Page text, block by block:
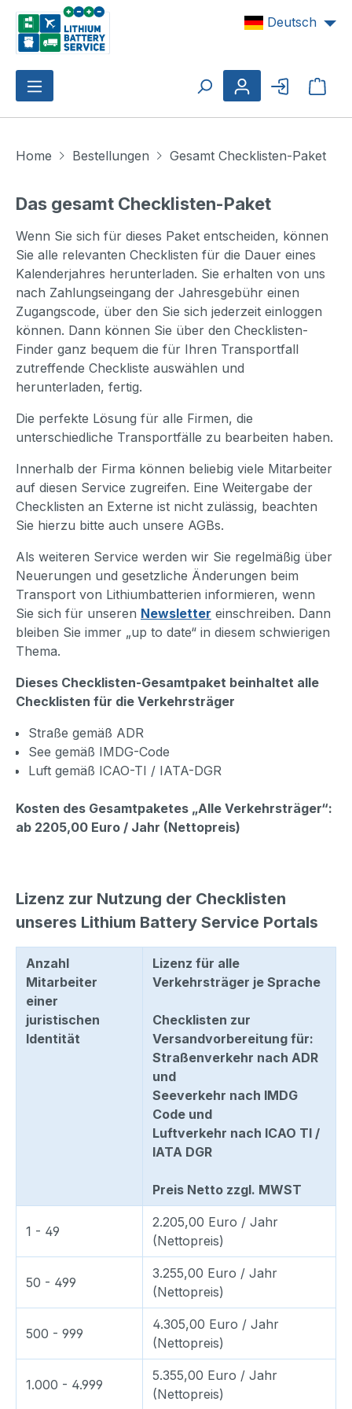
Zum Hauptinhalt springen Deutsch
Home Bestellungen Gesamt Checklisten-Paket
Das gesamt Checklisten-Paket
Wenn Sie sich für dieses Paket entscheiden, können
Sie alle relevanten Checklisten für die Dauer eines
Kalenderjahres herunterladen. Sie erhalten von uns
nach Zahlungseingang der Jahresgebühr einen
Zugangscode, über den Sie sich jederzeit einloggen
können. Dann können Sie über den Checklisten-
Finder ganz bequem die für Ihren Transportfall
zutreffende Checkliste auswählen und
herunterladen, fertig.
Die perfekte Lösung für alle Firmen, die
unterschiedliche Transportfälle zu bearbeiten haben.
Innerhalb der Firma können beliebig viele Mitarbeiter
auf diesen Service zugreifen. Eine Weitergabe der
Checklisten an Externe ist nicht zulässig, beachten
Sie hierzu bitte auch unsere AGBs.
Als weiteren Service werden wir Sie regelmäßig über
Neuerungen und gesetzliche Änderungen beim
Transport von Lithiumbatterien informieren, wenn
Sie sich für unseren Newsletter einschreiben. Dann
bleiben Sie immer „up to date“ in diesem schwierigen
Thema.
Dieses Checklisten-Gesamtpaket beinhaltet alle
Checklisten für die Verkehrsträger
Straße gemäß ADR
See gemäß IMDG-Code
Luft gemäß ICAO-TI / IATA-DGR
Kosten des Gesamtpaketes „Alle Verkehrsträger“:
ab 2205,00 Euro / Jahr (Nettopreis)
Lizenz zur Nutzung der Checklisten
unseres Lithium Battery Service Portals
Anzahl
Mitarbeiter
einer
juristischen
Identität
Lizenz für alle
Verkehrsträger je Sprache
Checklisten zur
Versandvorbereitung für:
Straßenverkehr nach ADR
und
Seeverkehr nach IMDG
Code und
Luftverkehr nach ICAO TI /
IATA DGR
Preis Netto zzgl. MWST
1 - 49
2.205,00 Euro / Jahr
(Nettopreis)
50 - 499
3.255,00 Euro / Jahr
(Nettopreis)
500 - 999
4.305,00 Euro / Jahr
(Nettopreis)
1.000 - 4.999
5.355,00 Euro / Jahr
(Nettopreis)